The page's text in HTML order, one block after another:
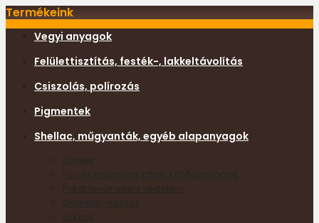
Termékeink
Vegyi anyagok
Felülettisztítás, festék-, lakkeltávolítás
Csiszolás, polírozás
Pigmentek
Shellac, műgyanták, egyéb alapanyagok
Enyvek
Fa- és műanyag kittek, kitöltőanyagok
Fakártevők elleni védelem
Gyanták, viaszok
Lakkok